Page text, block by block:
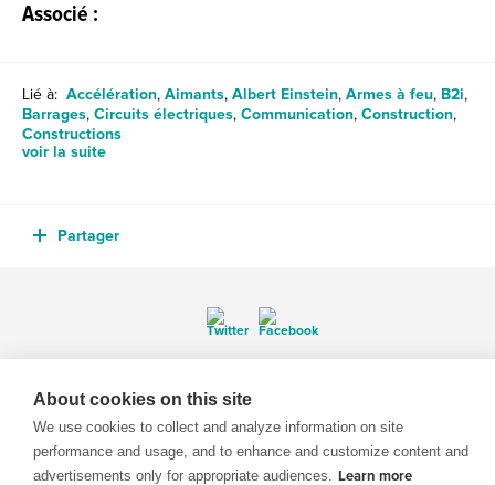
Associé :
Lié à: Accélération, Aimants, Albert Einstein, Armes à feu, B2i,
Barrages, Circuits électriques, Communication, Construction,
Constructions
voir la suite
Partager
enseignants is proudly powered byWordPress. Built bySlipFire Web Development
About cookies on this site
We use cookies to collect and analyze information on site
performance and usage, and to enhance and customize content and
advertisements only for appropriate audiences. Learn more